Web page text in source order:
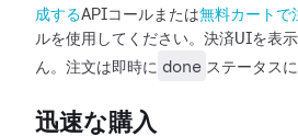
成するAPIコールまたは無料カートで
ルを使用してください。決済UIを表
ん。注文は即時に done ステータス
迅速な購入